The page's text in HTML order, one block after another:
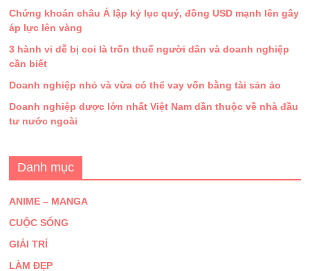
Chứng khoán châu Á lập kỷ lục quý, đồng USD mạnh lên gây
áp lực lên vàng
3 hành vi dễ bị coi là trốn thuế người dân và doanh nghiệp
cần biết
Doanh nghiệp nhỏ và vừa có thể vay vốn bằng tài sản ảo
Doanh nghiệp dược lớn nhất Việt Nam dần thuộc về nhà đầu
tư nước ngoài
Danh mục
ANIME – MANGA
CUỘC SỐNG
GIẢI TRÍ
LÀM ĐẸP